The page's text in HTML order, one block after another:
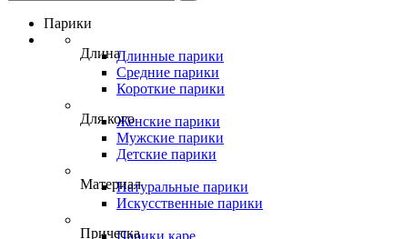
Парики
ДлинаДлинные парики
Средние парики
Короткие парики
Для когоЖенские парики
Мужские парики
Детские парики
МатериалНатуральные парики
Искусственные парики
ПрическаПарики каре